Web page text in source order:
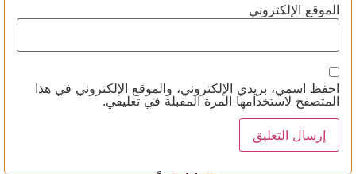
الموقع الإلكتروني
احفظ اسمي، بريدي الإلكتروني، والموقع الإلكتروني في هذا
المتصفح لاستخدامها المرة المقبلة في تعليقي.